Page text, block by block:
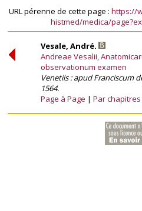
URL pérenne de cette page : https://
histmed/medica/
Vesale, André.
Andreae Vesalii,
observationum examen
Venetiis : apud Franciscum
1564.
Page à Page
Par chapitres